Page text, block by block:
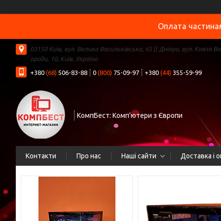
Оплата
03150 Київ, вул. Велика Васильківська, 65 || Дніпро, вул. Князя
ороди, 10, Київ, Україна
+380 (68) 506-83-88 0 (800) 75-09-97 +380 (44) 355-59-99
КомпБест: Комп'ютери з Європи
Контакти Про нас Наші сайти Доставка і